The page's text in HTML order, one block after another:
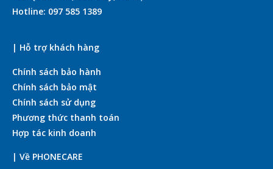
Hotline: 097 585 1389
| Hỗ trợ khách hàng
Chính sách bảo hành
Chính sách bảo mật
Chính sách sử dụng
Phương thức thanh toán
Hợp tác kinh doanh
| Về PHONECARE